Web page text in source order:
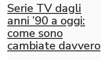
Serie TV dagli
anni ’90 a oggi:
come sono
cambiate davvero